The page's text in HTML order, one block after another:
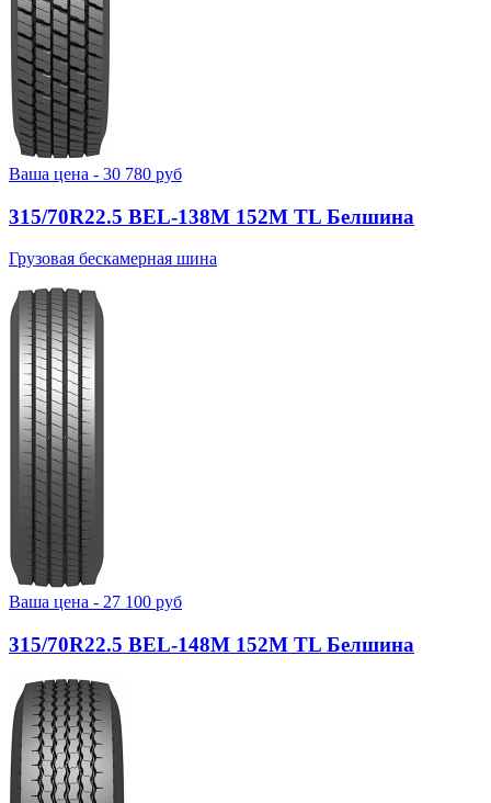
Ваша цена - 30 780 руб
315/70R22.5 BEL-138М 152M TL Белшина
Грузовая бескамерная шина
Ваша цена - 27 100 руб
315/70R22.5 BEL-148М 152M TL Белшина